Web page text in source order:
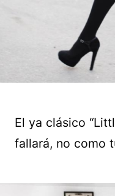
El ya clásico
fallará, no como